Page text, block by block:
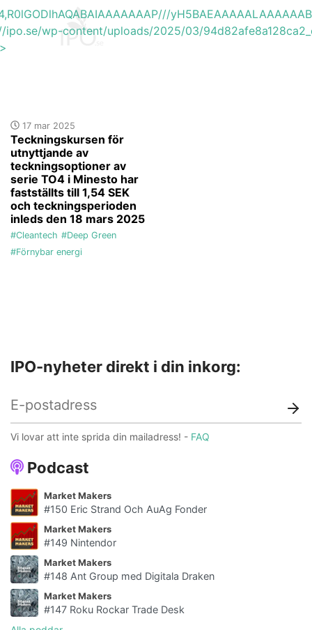
wp-content/uploads/2025/03/
17 mar 2025
Teckningskursen för
utnyttjande av
teckningsoptioner av
serie TO4 i Minesto har
fastställts till 1,54 SEK
och teckningsperioden
inleds den 18 mars 2025
#Cleantech #Deep Green
#Förnybar energi
Podcast
Market Makers
#150 Eric Strand Och AuAg Fonder
Market Makers
#149 Nintendor
Market Makers
#148 Ant Group med Digitala Draken
Market Makers
#147 Roku Rockar Trade Desk
IPO-nyheter direkt i din inkorg:
Vi lovar att inte sprida din mailadress! - FAQ